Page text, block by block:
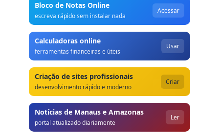
Bloco de Notas Online
escreva rápido sem instalar nada
Acessar
Calculadoras online
ferramentas financeiras e úteis
Usar
Criação de sites profissionais
desenvolvimento rápido e moderno
Criar
Notícias de Manaus e Amazonas
portal atualizado diariamente
Ler